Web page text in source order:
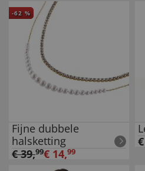
-62 %
Fijne dubbele
halsketting
€39,99€ 14,99
€